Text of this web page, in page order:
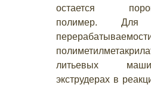
остается
полимер. Для
литьевых
экструдерах в